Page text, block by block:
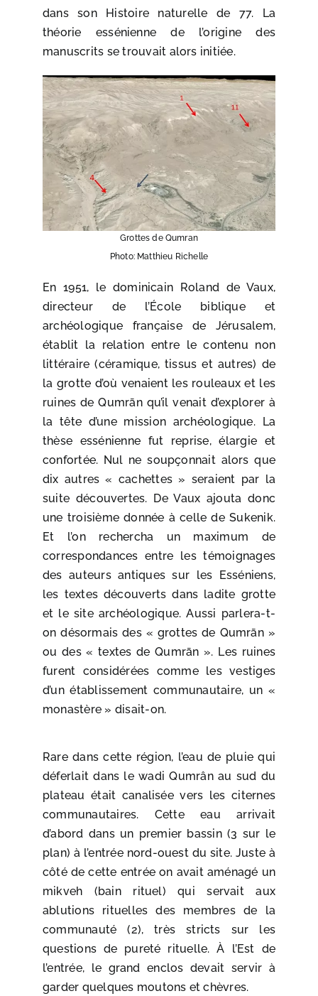
dans son Histoire naturelle de 77. La
théorie essénienne de l’origine des
manuscrits se trouvait alors initiée.
Grottes de Qumran
Photo: Matthieu Richelle
En 1951, le dominicain Roland de Vaux,
directeur de l’École biblique et
archéologique française de Jérusalem,
établit la relation entre le contenu non
littéraire (céramique, tissus et autres) de
la grotte d’où venaient les rouleaux et les
ruines de Qumrān qu’il venait d’explorer à
la tête d’une mission archéologique. La
thèse essénienne fut reprise, élargie et
confortée. Nul ne soupçonnait alors que
dix autres « cachettes » seraient par la
suite découvertes. De Vaux ajouta donc
une troisième donnée à celle de Sukenik.
Et l’on rechercha un maximum de
correspondances entre les témoignages
des auteurs antiques sur les Esséniens,
les textes découverts dans ladite grotte
et le site archéologique. Aussi parlera-t-
on désormais des « grottes de Qumrān »
ou des « textes de Qumrān ». Les ruines
furent considérées comme les vestiges
d’un établissement communautaire, un «
monastère » disait-on.
Rare dans cette région, l’eau de pluie qui
déferlait dans le wadi Qumrân au sud du
plateau était canalisée vers les citernes
communautaires. Cette eau arrivait
d’abord dans un premier bassin (3 sur le
plan) à l’entrée nord-ouest du site. Juste à
côté de cette entrée on avait aménagé un
mikveh (bain rituel) qui servait aux
ablutions rituelles des membres de la
communauté (2), très stricts sur les
questions de pureté rituelle. À l’Est de
l’entrée, le grand enclos devait servir à
garder quelques moutons et chèvres.